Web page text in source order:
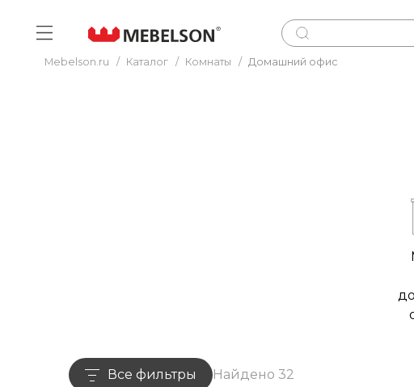
Mebelson.ru / Каталог / Комнаты / Домашний офис
Все фильтры Найдено 32